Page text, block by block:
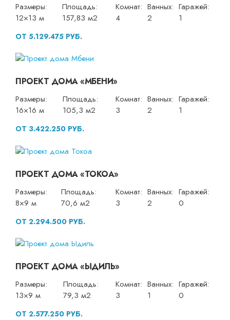
Размеры:
12×13 м
Площадь:
157,83 м2
Комнат:
4
Ванных:
2
Гаражей:
1
ОТ 5.129.475 РУБ.
ПРОЕКТ ДОМА «МБЕНИ»
Размеры:
16×16 м
Площадь:
105,3 м2
Комнат:
3
Ванных:
2
Гаражей:
1
ОТ 3.422.250 РУБ.
ПРОЕКТ ДОМА «ТОКОА»
Размеры:
8×9 м
Площадь:
70,6 м2
Комнат:
3
Ванных:
2
Гаражей:
0
ОТ 2.294.500 РУБ.
ПРОЕКТ ДОМА «ЫДИЛЬ»
Размеры:
13×9 м
Площадь:
79,3 м2
Комнат:
3
Ванных:
1
Гаражей:
0
ОТ 2.577.250 РУБ.